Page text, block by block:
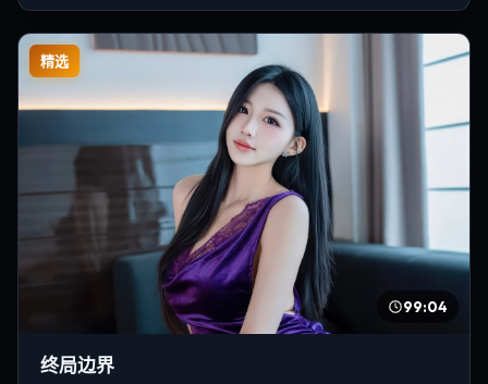
精选
99:04
终局边界